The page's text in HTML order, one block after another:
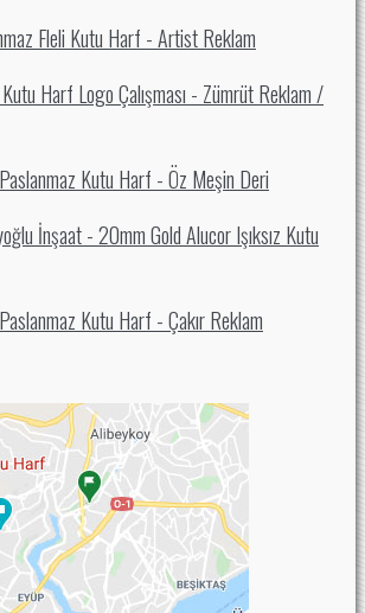
Fleli Kutu Harf - Artist Reklam
Harf Logo Çalışması - Zümrüt Reklam /
Kutu Harf - Öz Meşin Deri
İnşaat - 20mm Gold Alucor Işıksız Kutu
Kutu Harf - Çakır Reklam